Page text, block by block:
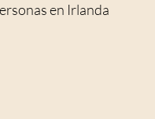
en Irlanda